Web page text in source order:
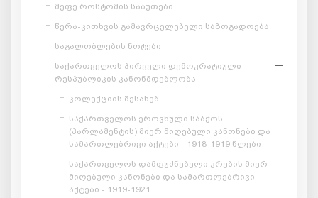
მეფე როსტომის საბუთები
წერა-კითხვის გამავრცელებელი საზოგადოება
საგალობლების ნოტები
საქართველოს პირველი დემოკრატიული
რესპუბლიკის კანონმდებლობა
კოლექციის შესახებ
საქართველოს ეროვნული საბჭოს
(პარლამენტის) მიერ მიღებული კანონები და
სამართლებრივი აქტები - 1918-1919 წლები
საქართველოს დამფუძნებელი კრების მიერ
მიღებული კანონები და სამართლებრივი
აქტები - 1919-1921